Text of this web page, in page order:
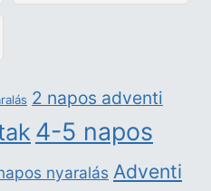
2 napos adventi
4-5 napos
nyaralás Adventi